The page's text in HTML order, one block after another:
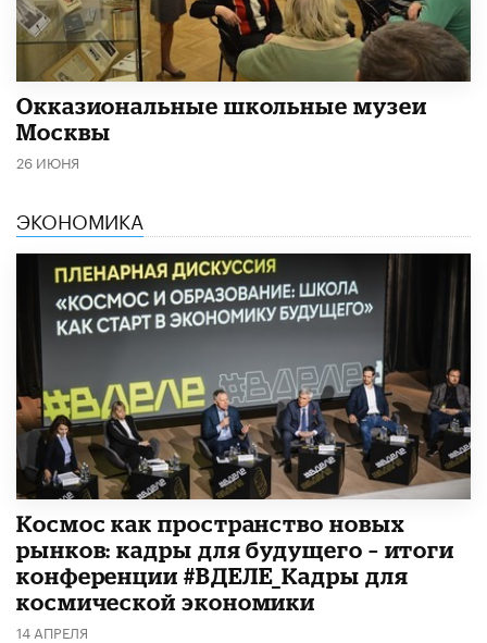
​Окказиональные школьные музеи
Москвы
26 ИЮНЯ
ЭКОНОМИКА
Космос как пространство новых
рынков: кадры для будущего – итоги
конференции #ВДЕЛЕ_Кадры для
космической экономики
14 АПРЕЛЯ